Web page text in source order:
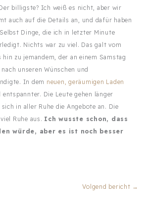
billigste? Ich weiß es nicht, aber wir
auch auf die Details an, und dafür haben
Dinge, die ich in letzter Minute
Nichts war zu viel. Das galt vom
zu jemandem, der an einem Samstag
unseren Wünschen und
In dem neuen, geräumigen Laden
entspannter. Die Leute gehen länger
in aller Ruhe die Angebote an. Die
Ruhe aus. Ich wusste schon, dass
würde, aber es ist noch besser
Volgend bericht →